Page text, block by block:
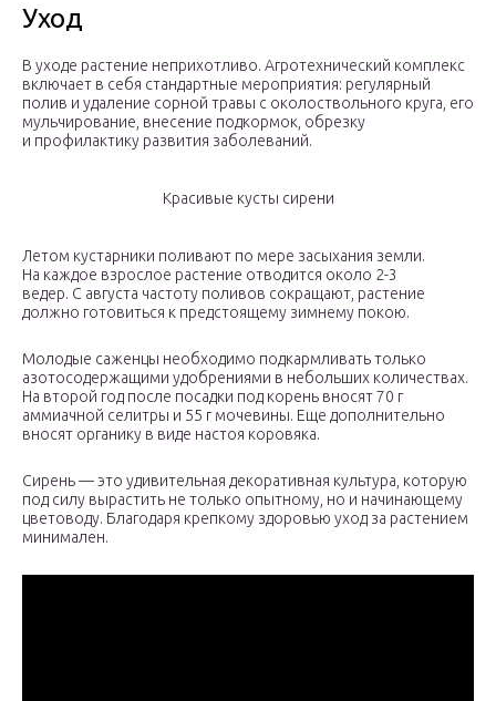
Уход
В уходе растение неприхотливо. Агротехнический комплекс
включает в себя стандартные мероприятия: регулярный
полив и удаление сорной травы с околоствольного круга, его
мульчирование, внесение подкормок, обрезку
и профилактику развития заболеваний.
Красивые кусты сирени
Летом кустарники поливают по мере засыхания земли.
На каждое взрослое растение отводится около 2-3
ведер. С августа частоту поливов сокращают, растение
должно готовиться к предстоящему зимнему покою.
Молодые саженцы необходимо подкармливать только
азотосодержащими удобрениями в небольших количествах.
На второй год после посадки под корень вносят 70 г
аммиачной селитры и 55 г мочевины. Еще дополнительно
вносят органику в виде настоя коровяка.
Сирень — это удивительная декоративная культура, которую
под силу вырастить не только опытному, но и начинающему
цветоводу. Благодаря крепкому здоровью уход за растением
минимален.